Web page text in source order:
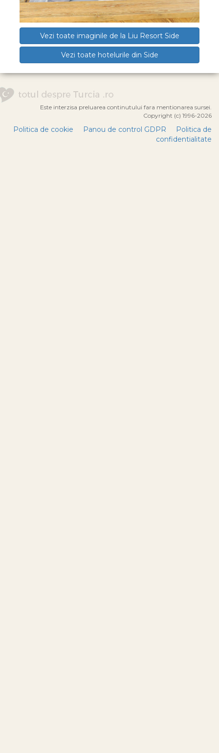
Vezi toate imaginile de la Liu Resort Side
Vezi toate hotelurile din Side
Este interzisa preluarea continutului fara mentionarea sursei.
Copyright (c) 1996-2026
Politica de cookie Panou de control GDPR
Politica de
confidentialitate